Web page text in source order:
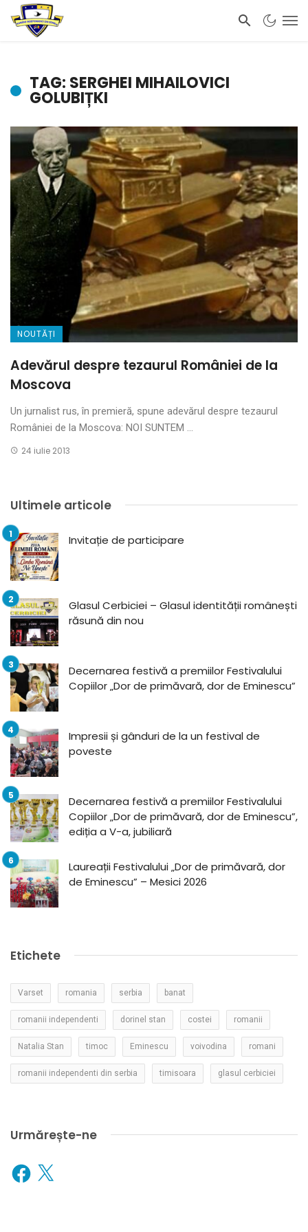
TAG: SERGHEI MIHAILOVICI
GOLUBIȚKI
NOUTĂȚI
Adevărul despre tezaurul României de la
Moscova
Un jurnalist rus, în premieră, spune adevărul despre tezaurul
României de la Moscova: NOI SUNTEM ...
24 iulie 2013
Ultimele articole
Invitație de participare
Glasul Cerbiciei – Glasul identității românești
răsună din nou
Decernarea festivă a premiilor Festivalului
Copiilor „Dor de primăvară, dor de Eminescu”
Impresii și gânduri de la un festival de
poveste
Decernarea festivă a premiilor Festivalului
Copiilor „Dor de primăvară, dor de Eminescu”,
ediția a V-a, jubiliară
Laureații Festivalului „Dor de primăvară, dor
de Eminescu” – Mesici 2026
Etichete
Varset romania serbia banat
romanii independenti dorinel stan costei romanii
Natalia Stan timoc Eminescu voivodina romani
romanii independenti din serbia timisoara glasul cerbiciei
Urmărește-ne
Facebook
X